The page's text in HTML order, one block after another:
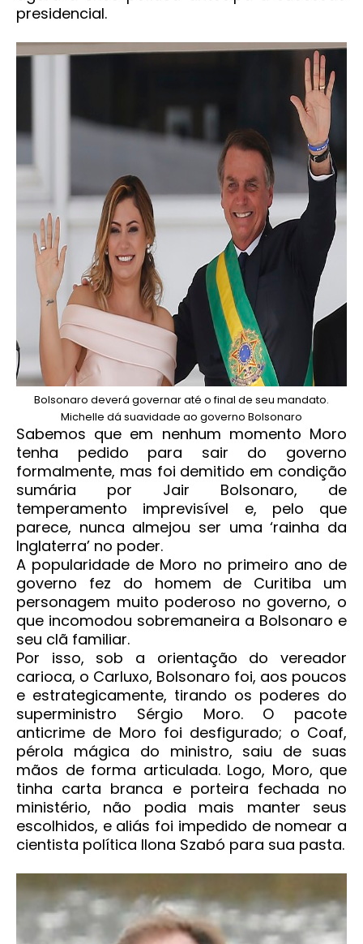
presidencial.
Bolsonaro deverá governar até o final de seu mandato.
Michelle dá suavidade ao governo Bolsonaro
Sabemos que em nenhum momento Moro
tenha pedido para sair do governo
formalmente, mas foi demitido em condição
sumária por Jair Bolsonaro, de
temperamento imprevisível e, pelo que
parece, nunca almejou ser uma ‘rainha da
Inglaterra’ no poder.
A popularidade de Moro no primeiro ano de
governo fez do homem de Curitiba um
personagem muito poderoso no governo, o
que incomodou sobremaneira a Bolsonaro e
seu clã familiar.
Por isso, sob a orientação do vereador
carioca, o Carluxo, Bolsonaro foi, aos poucos
e estrategicamente, tirando os poderes do
superministro Sérgio Moro. O pacote
anticrime de Moro foi desfigurado; o Coaf,
pérola mágica do ministro, saiu de suas
mãos de forma articulada. Logo, Moro, que
tinha carta branca e porteira fechada no
ministério, não podia mais manter seus
escolhidos, e aliás foi impedido de nomear a
cientista política Ilona Szabó para sua pasta.